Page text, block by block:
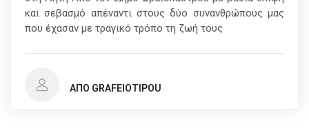
και σεβασμό απέναντι στους δύο συνανθρώπους μας
που έχασαν με τραγικό τρόπο τη ζωή τους
ΑΠΌ GRAFEIOTIPOU